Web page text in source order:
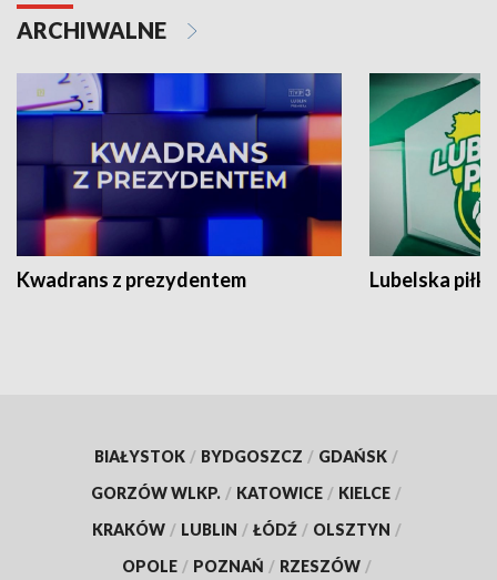
ARCHIWALNE
Kwadrans z prezydentem Lubelska piłka
BIAŁYSTOK / BYDGOSZCZ / GDAŃSK /
GORZÓW WLKP. / KATOWICE / KIELCE /
KRAKÓW / LUBLIN / ŁÓDŹ / OLSZTYN /
OPOLE / POZNAŃ / RZESZÓW /